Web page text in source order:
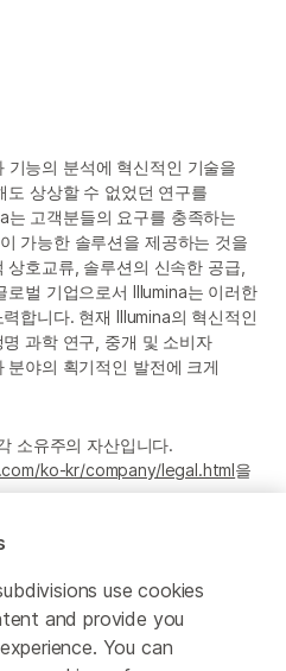
기능의 분석에 혁신적인 기술을
도 상상할 수 없었던 연구를
는 고객분들의 요구를 충족하는
가능한 솔루션을 제공하는 것을
호교류, 솔루션의 신속한 공급,
벌 기업으로서 Illumina는 이러한
합니다. 현재 Illumina의 혁신적인
과학 연구, 중개 및 소비자
야의 획기적인 발전에 크게
소유주의 자산입니다.
ko-kr/company/legal.html을
use cookies
and provide you
You can